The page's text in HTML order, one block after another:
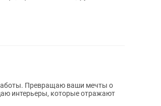
интерьеры, которые отражают